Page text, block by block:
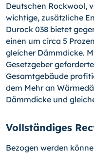
Deutschen Rockwool,
wichtige, zusätzliche
Durock 038 bietet
einen um circa 5
gleicher Dämmdicke.
Gesetzgeber
Gesamtgebäude
dem Mehr an
Dämmdicke und
Vollständiges
Bezogen werden